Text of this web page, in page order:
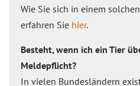
Wie Sie sich in einem
erfahren Sie hier.
Besteht, wenn ich ein Tier
Meldepflicht?
In vielen Bundesländern